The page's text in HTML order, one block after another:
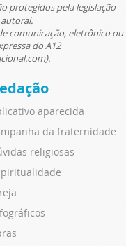
protegidos pela legislação
comunicação, eletrônico ou
do A12
aparecida
da fraternidade
religiosas